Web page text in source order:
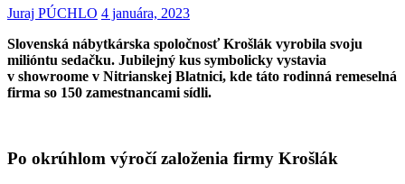
Juraj PÚCHLO 4 januára, 2023
Slovenská nábytkárska spoločnosť Krošlák vyrobila svoju
milióntu sedačku. Jubilejný kus symbolicky vystavia
v showroome v Nitrianskej Blatnici, kde táto rodinná remeselná
firma so 150 zamestnancami sídli.
Po okrúhlom výročí založenia firmy Krošlák